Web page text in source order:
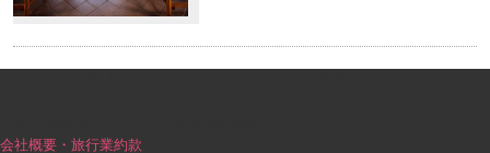
会社概要・旅行業約款